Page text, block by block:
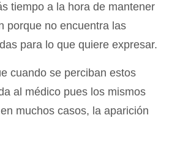
tiempo a la hora de mantener
porque no encuentra las
para lo que quiere expresar.
cuando se perciban estos
al médico pues los mismos
muchos casos, la aparición